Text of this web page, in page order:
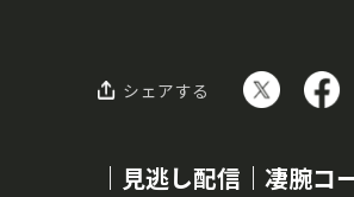
シェアする
｜見逃し配信｜凄腕